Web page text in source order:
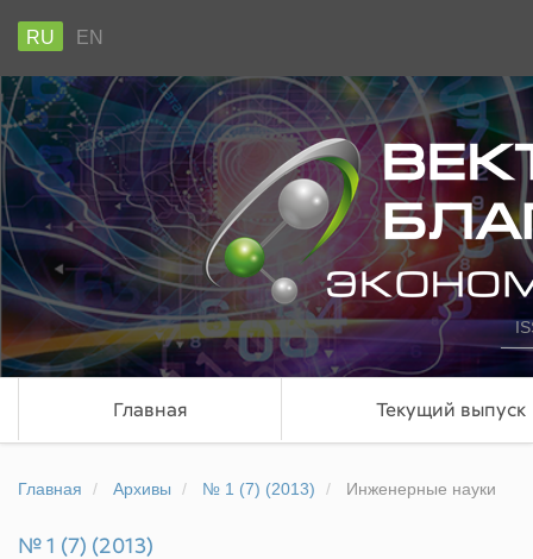
RU EN
Главная Текущий выпуск
Главная Архивы № 1 (7) (2013) Инженерные науки
№ 1 (7) (2013)